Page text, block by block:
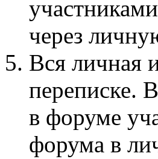
через
Вся личная
переписке.
в форуме
форума в